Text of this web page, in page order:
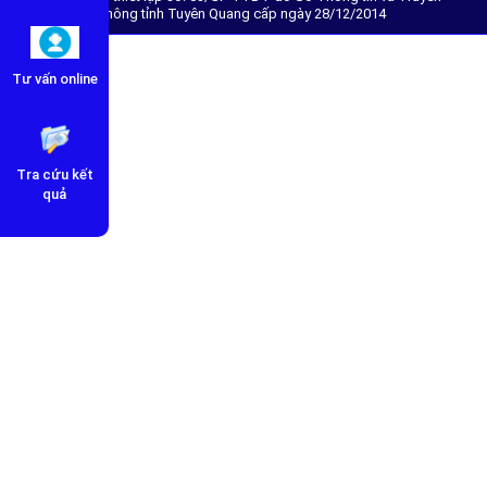
Tư vấn online
Tra cứu kết
quả
thông tỉnh Tuyên Quang cấp ngày 28/12/2014